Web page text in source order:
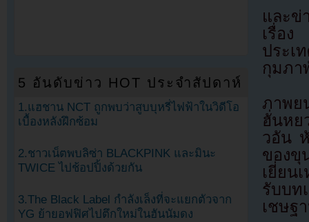
และข่
เรื่อ
ประ
กุมภา
ภาพย
ฮั่นหย
วอัน
ของขุ
เยี่ยน
รับบท
เชษฐ
5 อันดับข่าว HOT ประจำสัปดาห์
1.แฮชาน NCT ถูกพบว่าสูบบุหรี่ไฟฟ้าในวิดีโอ
เบื้องหลังฝึกซ้อม
2.ชาวเน็ตพบลิซ่า BLACKPINK และมินะ
TWICE ไปช้อปปิ้งด้วยกัน
3.The Black Label กำลังเล็งที่จะแยกตัวจาก
YG ย้ายอฟฟิศไปตึกใหม่ในฮันนัมดง